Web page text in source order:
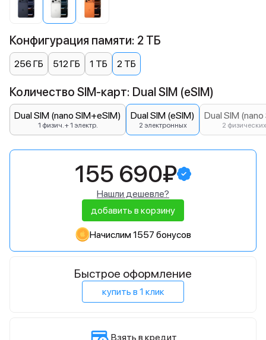
Конфигурация памяти: 2 ТБ
256 ГБ 512 ГБ 1 ТБ 2 ТБ
Количество SIM-карт: Dual SIM (eSIM)
Dual SIM (nano SIM+eSIM)
1 физич. + 1 электр.
Dual SIM (eSIM)
2 электронных
Dual SIM
2 физических
155 690₽
Нашли дешевле?
добавить в корзину
Начислим 1557 бонусов
Быстрое оформление
купить в 1 клик
Взять в кредит